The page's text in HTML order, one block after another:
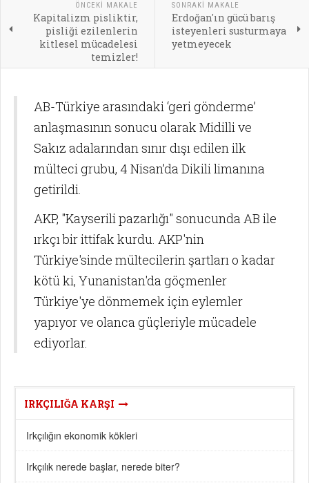
ÖNCEKI MAKALE
Kapitalizm pisliktir,
pisliği ezilenlerin
kitlesel mücadelesi
temizler!
SONRAKI MAKALE
Erdoğan'ın gücü barış
isteyenleri susturmaya
yetmeyecek
AB-Türkiye arasındaki ‘geri gönderme’
anlaşmasının sonucu olarak Midilli ve
Sakız adalarından sınır dışı edilen ilk
mülteci grubu, 4 Nisan’da Dikili limanına
getirildi.
AKP, "Kayserili pazarlığı" sonucunda AB ile
ırkçı bir ittifak kurdu. AKP'nin
Türkiye'sinde mültecilerin şartları o kadar
kötü ki, Yunanistan'da göçmenler
Türkiye'ye dönmemek için eylemler
yapıyor ve olanca güçleriyle mücadele
ediyorlar.
IRKÇILIĞA KARŞI
Irkçılığın ekonomik kökleri
Irkçılık nerede başlar, nerede biter?